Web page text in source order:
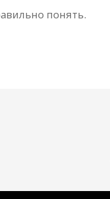
понять.